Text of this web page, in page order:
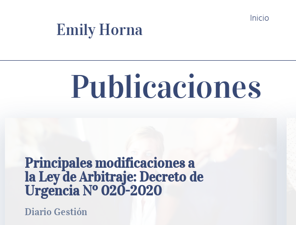
Emily Horna
Inicio
Publicaciones
Principales modificaciones a
la Ley de Arbitraje: Decreto de
Urgencia Nº 020-2020
Diario Gestión​
Arbitraje: Decreto de Urgencia Nº 020-
2020
Diario Gestión​